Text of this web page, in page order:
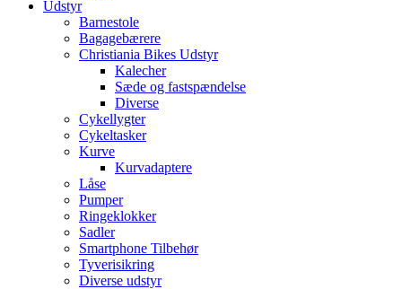
Udstyr
Barnestole
Bagagebærere
Christiania Bikes Udstyr
Kalecher
Sæde og fastspændelse
Diverse
Cykellygter
Cykeltasker
Kurve
Kurvadaptere
Låse
Pumper
Ringeklokker
Sadler
Smartphone Tilbehør
Tyverisikring
Diverse udstyr